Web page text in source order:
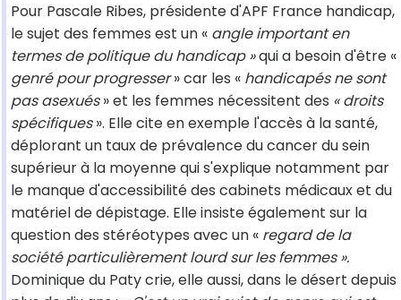
Pour Pascale Ribes, présidente d'APF France handicap,
le sujet des femmes est un « angle important en
termes de politique du handicap »qui a besoin d'être «
genré pour progresser» car les « handicapés ne sont
pas asexués» et les femmes nécessitent des « droits
spécifiques». Elle cite en exemple l'accès à la santé,
déplorant un taux de prévalence du cancer du sein
supérieur à la moyenne qui s'explique notamment par
le manque d'accessibilité des cabinets médicaux et du
matériel de dépistage. Elle insiste également sur la
question des stéréotypes avec un « regard de la
société particulièrement lourd sur les femmes ».
Dominique du Paty crie, elle aussi, dans le désert depuis